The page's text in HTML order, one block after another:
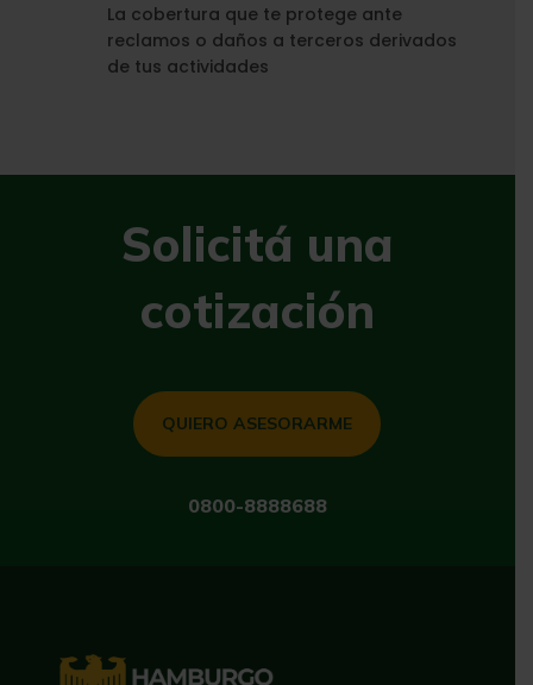
La cobertura que te protege ante
reclamos o daños a terceros derivados
de tus actividades
Solicitá una
cotización
QUIERO ASESORARME
0800-8888688